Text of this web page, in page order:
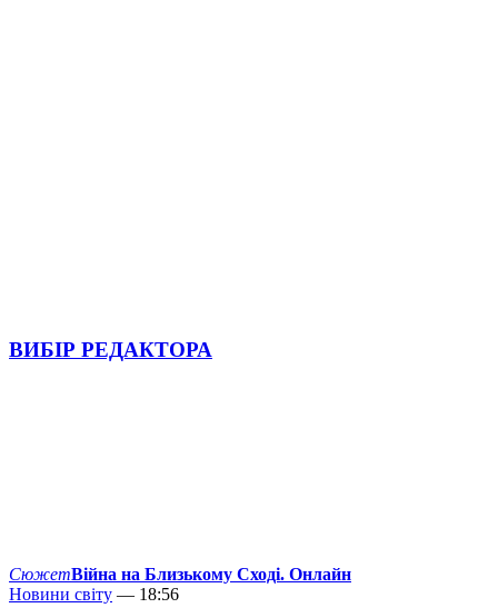
ВИБІР РЕДАКТОРА
СюжетВійна на Близькому Сході. Онлайн
Новини світу — 18:56